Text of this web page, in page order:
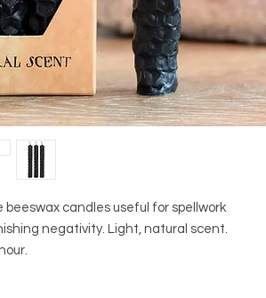
beeswax candles useful for spellwork
negativity. Light, natural scent.